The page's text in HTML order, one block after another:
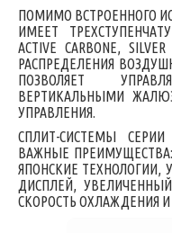
ПОМИМО ВСТРОЕННОГО
ИМЕЕТ
ACTIVE CARBONE,
РАСПРЕДЕЛЕНИЯ
ПОЗВОЛЯЕТ
ВЕРТИКАЛЬНЫМИ
УПРАВЛЕНИЯ.
СПЛИТ-СИСТЕМЫ СЕРИИ
ВАЖНЫЕ
ЯПОНСКИЕ
ДИСПЛЕЙ,
СКОРОСТЬ ОХЛАЖДЕНИЯ И